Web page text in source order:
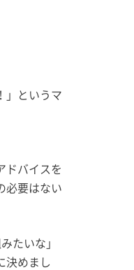
」というマ
ドバイスを
必要はない
たいな」
決めまし